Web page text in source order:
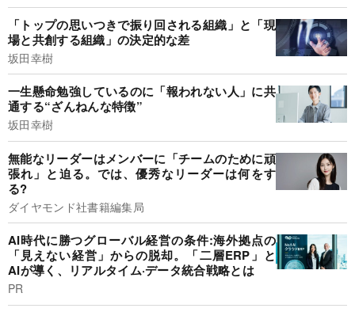
「トップの思いつきで振り回される組織」と「現
場と共創する組織」の決定的な差
坂田幸樹
一生懸命勉強しているのに「報われない人」に共
通する“ざんねんな特徴”
坂田幸樹
無能なリーダーはメンバーに「チームのために頑
張れ」と迫る。では、優秀なリーダーは何をす
る?
ダイヤモンド社書籍編集局
AI時代に勝つグローバル経営の条件:海外拠点の
「見えない経営」からの脱却。「二層ERP」と
AIが導く、リアルタイム·データ統合戦略とは
PR